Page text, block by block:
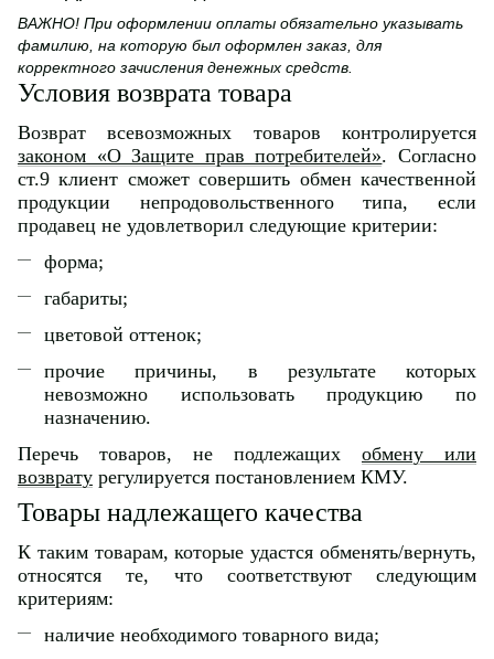
ВАЖНО! При оформлении оплаты обязательно указывать
фамилию, на которую был оформлен заказ, для
корректного зачисления денежных средств.
Условия возврата товара
Возврат всевозможных товаров контролируется
законом «О Защите прав потребителей». Согласно
ст.9 клиент сможет совершить обмен качественной
продукции непродовольственного типа, если
продавец не удовлетворил следующие критерии:
форма;
габариты;
цветовой оттенок;
прочие причины, в результате которых
невозможно использовать продукцию по
назначению.
Перечь товаров, не подлежащих обмену или
возврату регулируется постановлением КМУ.
Товары надлежащего качества
К таким товарам, которые удастся обменять/вернуть,
относятся те, что соответствуют следующим
критериям:
наличие необходимого товарного вида;